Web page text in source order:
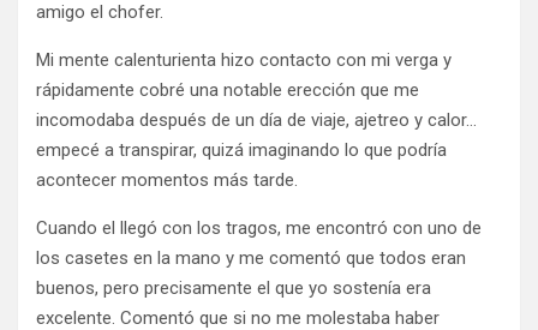
amigo el chofer.
Mi mente calenturienta hizo contacto con mi verga y
rápidamente cobré una notable erección que me
incomodaba después de un día de viaje, ajetreo y calor…
empecé a transpirar, quizá imaginando lo que podría
acontecer momentos más tarde.
Cuando el llegó con los tragos, me encontró con uno de
los casetes en la mano y me comentó que todos eran
buenos, pero precisamente el que yo sostenía era
excelente. Comentó que si no me molestaba haber